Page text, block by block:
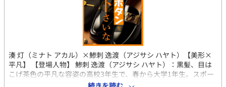
湊 灯（ミナト アカル）×鯵刺 逸渡（アジサシ ハヤト）【美形×
平凡】 【登場人物】 鯵刺 逸渡（アジサシ ハヤト）：黒髪、目は
こげ茶色の平凡な容姿の高校3年生で、春から大学1年生。スポー
ツ推薦で私大に合格。運動部なので体力には自信あり。小学生の